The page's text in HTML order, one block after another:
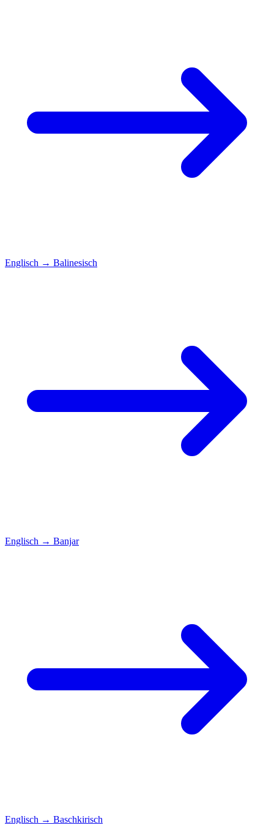
Englisch → Balinesisch
Englisch → Banjar
Englisch → Baschkirisch